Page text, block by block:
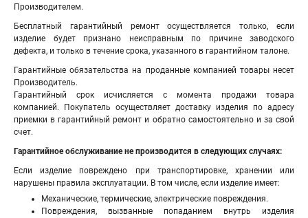
Производителем.
Бесплатный гарантийный ремонт осуществляется только, если
изделие будет признано неисправным по причине заводского
дефекта, и только в течение срока, указанного в гарантийном талоне.
Гарантийные обязательства на проданные компанией товары несет
Производитель.
Гарантийный срок исчисляется с момента продажи товара
компанией. Покупатель осуществляет доставку изделия по адресу
приемки в гарантийный ремонт и обратно самостоятельно и за свой
счет.
Гарантийное обслуживание не производится в следующих случаях:
Если изделие повреждено при транспортировке, хранении или
нарушены правила эксплуатации. В том числе, если изделие имеет:
Механические, термические, электрические повреждения.
Повреждения, вызванные попаданием внутрь изделия